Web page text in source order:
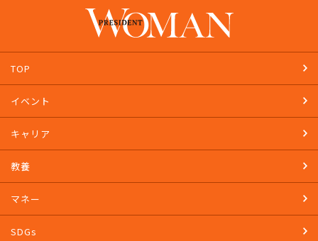
TOP
イベント
キャリア
教養
マネー
SDGs